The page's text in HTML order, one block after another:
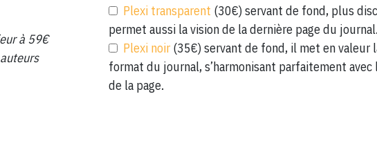
à 59€
Plexi transparent (30€) servant de fond, plus
permet aussi la vision de la dernière page du journal.
Plexi noir (35€) servant de fond, il met en valeur
format du journal, s’harmonisant parfaitement avec
de la page.